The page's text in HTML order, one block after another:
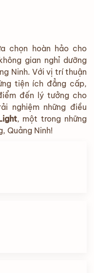
chọn hoàn hảo cho
gian nghỉ dưỡng
Ninh. Với vị trí thuận
tiện ích đẳng cấp,
đến lý tưởng cho
nghiệm những điều
, một trong những
Quảng Ninh!